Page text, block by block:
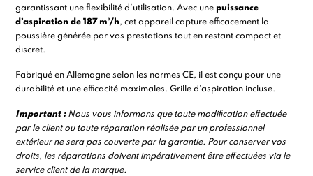
garantissant une flexibilité d’utilisation. Avec une puissance
d’aspiration de 187 m³/h, cet appareil capture efficacement la
poussière générée par vos prestations tout en restant compact et
discret.
Fabriqué en Allemagne selon les normes CE, il est conçu pour une
durabilité et une efficacité maximales. Grille d’aspiration incluse.
Important :Nous vous informons que toute modification effectuée
par le client ou toute réparation réalisée par un professionnel
extérieur ne sera pas couverte par la garantie. Pour conserver vos
droits, les réparations doivent impérativement être effectuées via le
service client de la marque.